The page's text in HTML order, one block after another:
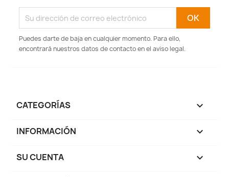
Puedes darte de baja en cualquier momento. Para ello,
encontrará nuestros datos de contacto en el aviso legal.
CATEGORÍAS 
INFORMACIÓN 
SU CUENTA 